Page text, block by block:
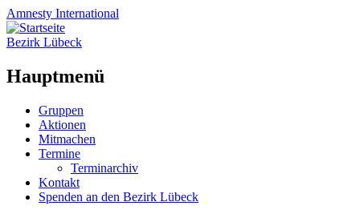
Amnesty International
Bezirk Lübeck
Hauptmenü
Zum
Inhalt
springen
Gruppen
Aktionen
Mitmachen
Termine
Terminarchiv
Kontakt
Spenden an den Bezirk Lübeck